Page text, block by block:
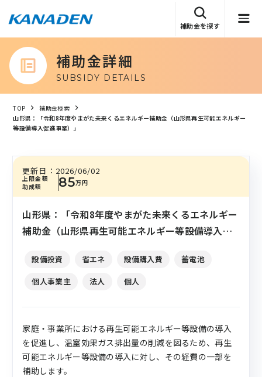
補助金を探す
補助金詳細
SUBSIDY DETAILS
TOP
補助金検索
山形県：「令和8年度やまがた未来くるエネルギー補助金（山形県再生可能エネルギー
等設備導入促進事業）」
上限金額
助成額
85万円
更新日： 2026/06/02
山形県：「令和8年度やまがた未来くるエネルギー
補助金（山形県再生可能エネルギー等設備導入促
設備投資 省エネ 設備購入費
蓄電池
個人事業主
法人 個人
家庭・事業所における再生可能エネルギー等設備の導入
を促進し、温室効果ガス排出量の削減を図るため、再生
可能エネルギー等設備の導入に対し、その経費の一部を
補助します。